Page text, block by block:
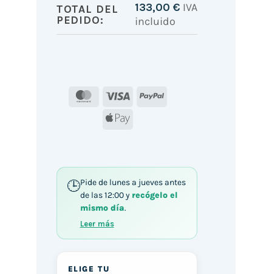
TOTAL DEL
PEDIDO:
133,00 € IVA
incluido
MasterCard
Visa
PayPal
Apple
Pide de lunes a jueves antes
de las 12:00 y recógelo el
mismo día.
Leer más
ELIGE TU